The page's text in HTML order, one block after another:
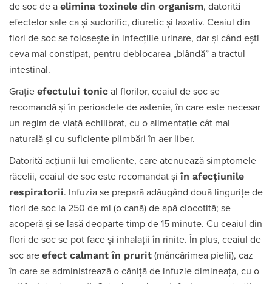
de soc de a elimina toxinele din organism, datorită
efectelor sale ca şi sudorific, diuretic şi laxativ. Ceaiul din
flori de soc se foloseşte în infecţiile urinare, dar și când ești
ceva mai constipat, pentru deblocarea „blândă” a tractul
intestinal.
Graţie efectului tonic al florilor, ceaiul de soc se
recomandă şi în perioadele de astenie, în care este necesar
un regim de viaţă echilibrat, cu o alimentaţie cât mai
naturală şi cu suficiente plimbări în aer liber.
Datorită acţiunii lui emoliente, care atenuează simptomele
răcelii, ceaiul de soc este recomandat şiîn afecţiunile
respiratorii. Infuzia se prepară adăugând două linguriţe de
flori de soc la 250 de ml (o cană) de apă clocotită; se
acoperă şi se lasă deoparte timp de 15 minute. Cu ceaiul din
flori de soc se pot face şi inhalaţii în rinite. În plus, ceaiul de
soc are efect calmant în prurit (mâncărimea pielii), caz
în care se administrează o căniţă de infuzie dimineaţa, cu o